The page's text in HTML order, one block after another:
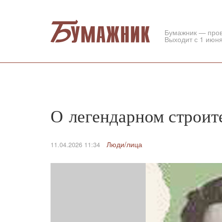
Бумажник —
Выходит с 1
О легендарном
11.04.2026 11:34 Люди/лица